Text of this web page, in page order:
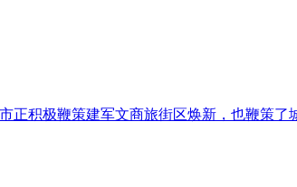
正积极鞭策建军文商旅街区焕新，也鞭策